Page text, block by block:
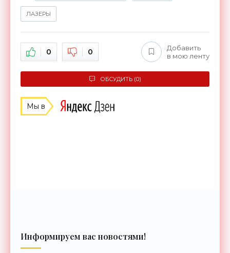
ЛАЗЕРЫ
0 0
Добавить
в мою ленту
ОБСУДИТЬ (0)
Мы в
Информируем вас новостями!